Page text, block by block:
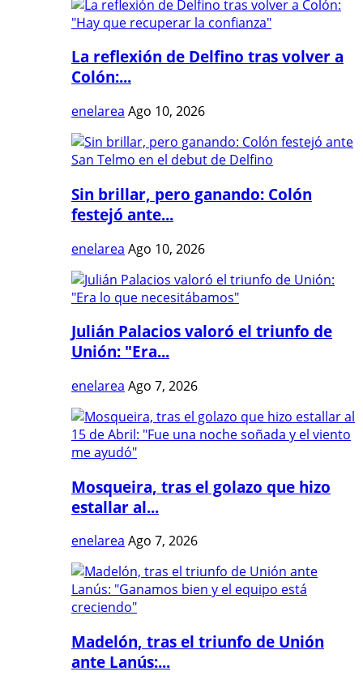
La reflexión de Delfino tras volver a
Colón:...
enelarea Ago 10, 2026
Sin brillar, pero ganando: Colón
festejó ante...
enelarea Ago 10, 2026
Julián Palacios valoró el triunfo de
Unión: "Era...
enelarea Ago 7, 2026
Mosqueira, tras el golazo que hizo
estallar al...
enelarea Ago 7, 2026
Madelón, tras el triunfo de Unión
ante Lanús:...